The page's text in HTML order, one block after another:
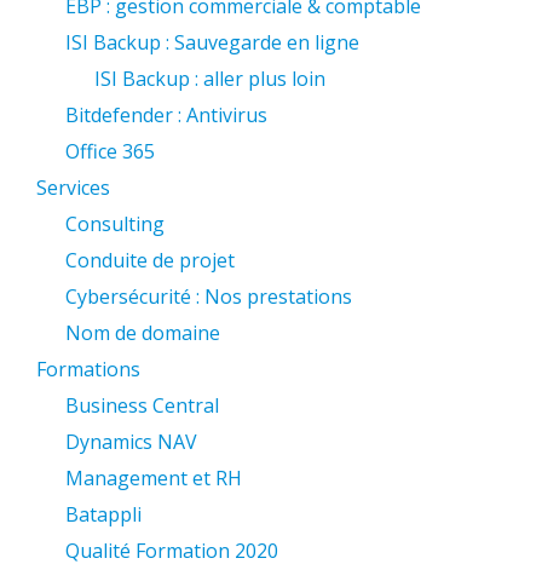
EBP : gestion commerciale & comptable
ISI Backup : Sauvegarde en ligne
ISI Backup : aller plus loin
Bitdefender : Antivirus
Office 365
Services
Consulting
Conduite de projet
Cybersécurité : Nos prestations
Nom de domaine
Formations
Business Central
Dynamics NAV
Management et RH
Batappli
Qualité Formation 2020